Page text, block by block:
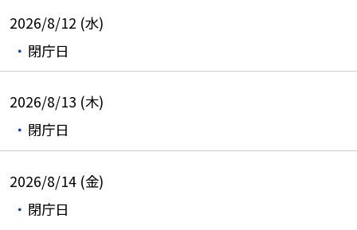
2026/8/12 (水)
閉庁日
2026/8/13 (木)
閉庁日
2026/8/14 (金)
閉庁日